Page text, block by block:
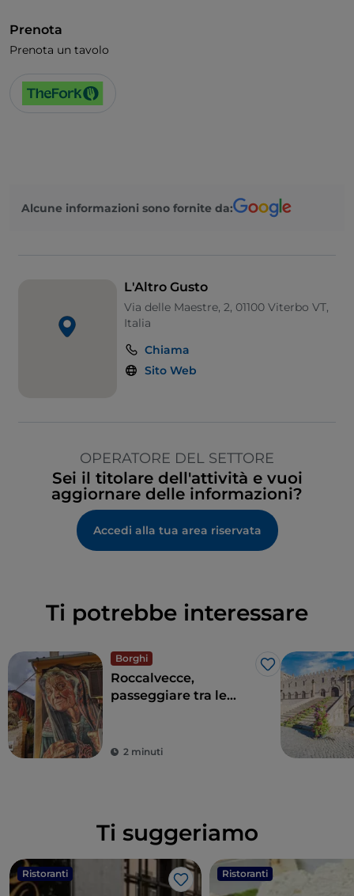
Prenota
Prenota un tavolo
Alcune informazioni sono fornite da:
L'Altro Gusto
Via delle Maestre, 2, 01100 Viterbo VT,
Italia
Chiama
Sito Web
OPERATORE DEL SETTORE
Sei il titolare dell'attività e vuoi
aggiornare delle informazioni?
Accedi alla tua area riservata
Ti potrebbe interessare
Borghi
Like
Roccalvecce,
passeggiare tra le
2 minuti
Ti suggeriamo
Ristoranti
Like
Ristoranti